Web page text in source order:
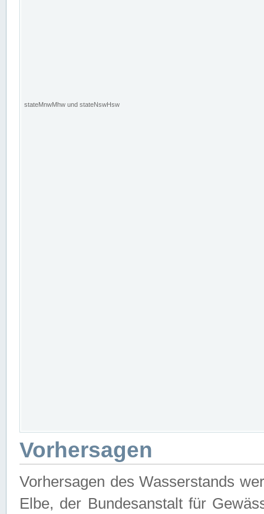
stateMnwMhw und stateNswHsw
Vorhersagen
Vorhersagen des Wasserstands
Elbe, der Bundesanstalt für